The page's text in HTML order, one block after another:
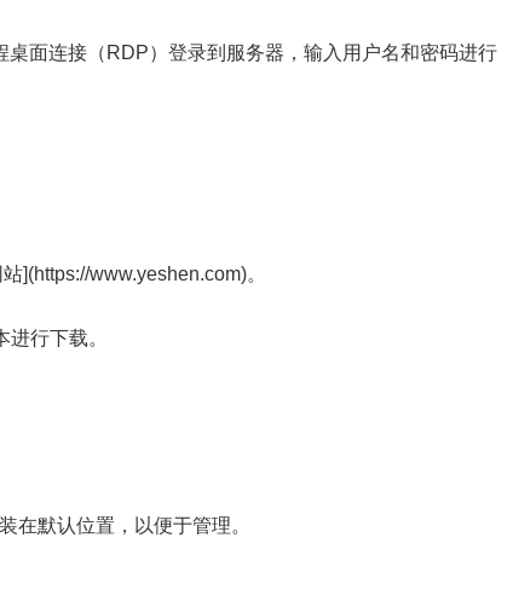
桌面连接（RDP）登录到服务器，输入用户名和密码进行
](https://www.yeshen.com)。
进行下载。
在默认位置，以便于管理。